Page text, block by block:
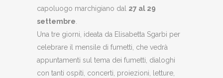
capoluogo marchigiano dal 27 al 29
settembre
Una tre giorni, ideata da Elisabetta Sgarbi per
celebrare il mensile di fumetti, che vedrà
appuntamenti sul tema dei fumetti, dialoghi
con tanti ospiti, concerti, proiezioni, letture,